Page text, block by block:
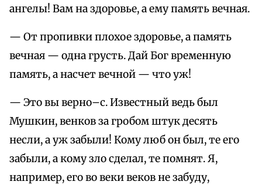
ангелы! Вам на здоровье, а ему память вечная.
— От пропивки плохое здоровье, а память
вечная — одна грусть. Дай Бог временную
память, а насчет вечной — что уж!
— Это вы верно–с. Известный ведь был
Мушкин, венков за гробом штук десять
несли, а уж забыли! Кому люб он был, те его
забыли, а кому зло сделал, те помнят. Я,
например, его во веки веков не забуду,